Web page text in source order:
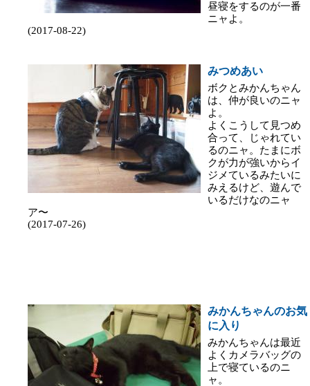
昼寝をするのが一番
ニャよ。
(2017-08-22)
みつめあい
ボクとみかんちゃん
は、仲が良いのニャ
よ。
よくこうして見つめ
合って、じゃれてい
るのニャ。たまにボ
クが力が強いからイ
ジメているみたいに
みえるけど、遊んで
いるだけなのニャ
ア〜
(2017-07-26)
みかんちゃんのお気
に入り
みかんちゃんは最近
よくカメラバッグの
上で寝ているのニ
ャ。